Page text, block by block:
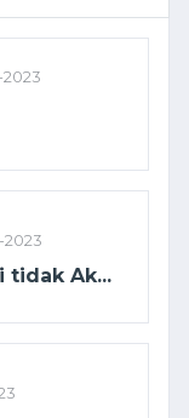
2023
2023
tidak Ak...